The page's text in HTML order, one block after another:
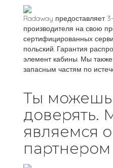
Radaway предоставляет
производителя на свою
сертифицированных
польский. Гарантия
элемент кабины. Мы
запасным частям по
Ты
доверять.
являемся
партнером